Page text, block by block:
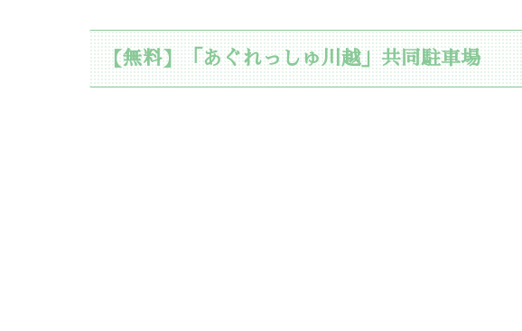
【無料】「あぐれっしゅ川越」共同駐車場